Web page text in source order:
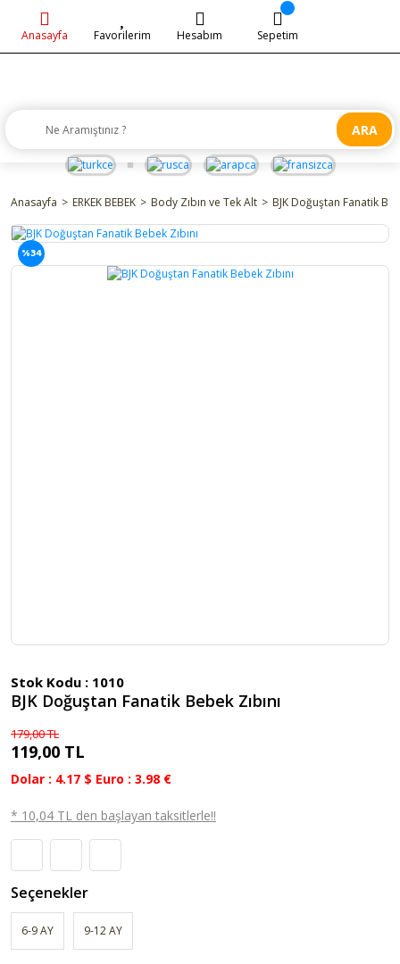
ARA
Anasayfa Favorilerim Hesabım Sepetim
Anasayfa ERKEK BEBEK Body Zıbın ve Tek Alt BJK Doğuştan Fanatik
%34
Stok Kodu : 1010
BJK Doğuştan Fanatik Bebek Zıbını
179,00 TL
119,00 TL
Dolar : 4.17 $ Euro : 3.98 €
* 10,04 TL den başlayan taksitlerle!!
Seçenekler
6-9 AY 9-12 AY